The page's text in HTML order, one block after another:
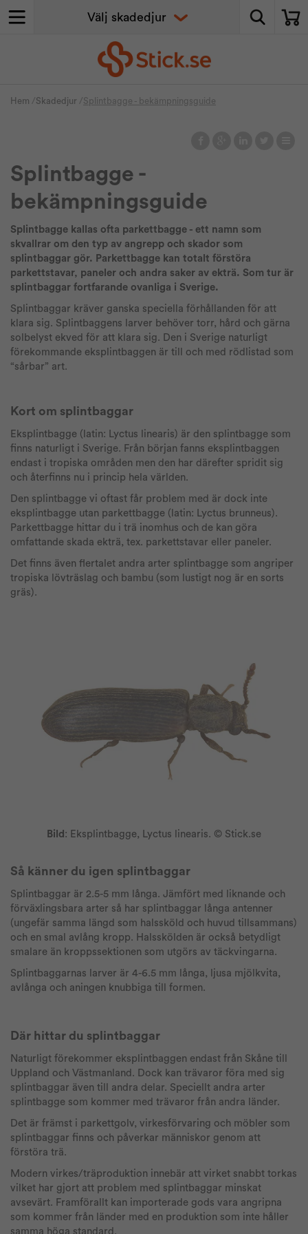
Hem /Skadedjur /Splintbagge - bekämpningsguide
Splintbagge -
bekämpningsguide
Splintbagge kallas ofta parkettbagge - ett namn som
skvallrar om den typ av angrepp och skador som
splintbaggar gör. Parkettbagge kan totalt förstöra
parkettstavar, paneler och andra saker av ekträ. Som tur är
splintbaggar fortfarande ovanliga i Sverige.
Splintbaggar kräver ganska speciella förhållanden för att
klara sig. Splintbaggens larver behöver torr, hård och gärna
solbelyst ekved för att klara sig. Den i Sverige naturligt
förekommande eksplintbaggen är till och med rödlistad som
“sårbar” art.
Kort om splintbaggar
Eksplintbagge (latin: Lyctus linearis) är den splintbagge som
finns naturligt i Sverige. Från början fanns eksplintbaggen
endast i tropiska områden men den har därefter spridit sig
och återfinns nu i princip hela världen.
Den splintbagge vi oftast får problem med är dock inte
eksplintbagge utan parkettbagge (latin: Lyctus brunneus).
Parkettbagge hittar du i trä inomhus och de kan göra
omfattande skada ekträ, tex. parkettstavar eller paneler.
Det finns även flertalet andra arter splintbagge som angriper
tropiska lövträslag och bambu (som lustigt nog är en sorts
gräs).
Bild : Eksplintbagge, Lyctus linearis. © Stick.se
Så känner du igen splintbaggar
Splintbaggar är 2.5-5 mm långa. Jämfört med liknande och
förväxlingsbara arter så har splintbaggar långa antenner
(ungefär samma längd som halssköld och huvud tillsammans)
och en smal avlång kropp. Halsskölden är också betydligt
smalare än kroppssektionen som utgörs av täckvingarna.
Splintbaggarnas larver är 4-6.5 mm långa, ljusa mjölkvita,
avlånga och aningen knubbiga till formen.
Där hittar du splintbaggar
Naturligt förekommer eksplintbaggen endast från Skåne till
Uppland och Västmanland. Dock kan trävaror föra med sig
splintbaggar även till andra delar. Speciellt andra arter
splintbagge som kommer med trävaror från andra länder.
Det är främst i parkettgolv, virkesförvaring och möbler som
splintbaggar finns och påverkar människor genom att
förstöra trä.
Modern virkes/träproduktion innebär att virket snabbt torkas
vilket har gjort att problem med splintbaggar minskat
avsevärt. Framförallt kan importerade gods vara angripna
som kommer från länder med en produktion som inte håller
samma höga standard.